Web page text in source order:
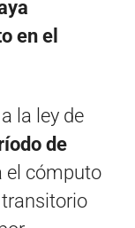
en el
la ley de
de
el cómputo
transitorio